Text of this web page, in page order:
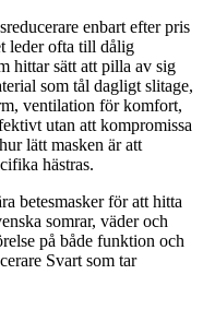
enbart efter pris
leder ofta till dålig
hittar sätt att pilla av sig
som tål dagligt slitage,
ventilation för komfort,
utan att kompromissa
lätt masken är att
hästras.
betesmasker för att hitta
somrar, väder och
på både funktion och
Svart som tar